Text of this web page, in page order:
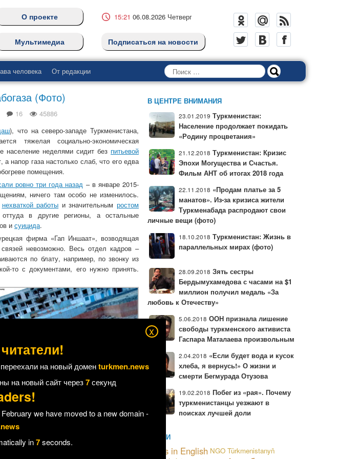
О проекте
Мультимедиа
15:21 06.08.2026 Четверг
Подписаться на новости
человека От редакции Поиск
(Фото)
16
45886
), что на северо-западе Туркменистана,
тяжелая социально-экономическая
население неделями сидит без питьевой
напор газа настолько слаб, что его едва
помещения.
ровно три года назад – в январе 2015-
ничего там особо не изменилось.
нехваткой работы и значительным ростом
в другие регионы, а остальные
и суицида.
фирма «Гап Иншаат», возводящая
невозможно. Весь отдел кадров –
по блату, например, по звонку из
то с документами, его нужно принять.
годом. Люди заранее записываются в
даты, а то и того позже. Водители
имеет
станции на территории завода
если ее мало, то цена взлетает и до 50
В ЦЕНТРЕ ВНИМАНИЯ
23.01.2019 Туркменистан:
Население продолжает покидать
«Родину процветания»
21.12.2018 Туркменистан: Кризис
Эпохи Могущества и Счастья.
Фильм АНТ об итогах 2018 года
22.11.2018 «Продам платье за 5
манатов». Из-за кризиса жители
Туркменабада распродают свои
личные вещи (фото)
18.10.2018 Туркменистан: Жизнь в
параллельных мирах (фото)
28.09.2018 Зять сестры
Бердымухамедова с часами на $1
миллион получил медаль «За
любовь к Отечеству»
5.06.2018 ООН признала лишение
свободы туркменского активиста
Гаспара Маталаева произвольным
2.04.2018 «Если будет вода и кусок
хлеба, я вернусь!» О жизни и
смерти Бегмурада Отузова
19.02.2018 Побег из «рая». Почему
туркменистанцы уезжают в
поисках лучшей доли
МЕТКИ
News in English NGO Türkmenistanyň
x
на новый доменturkmen.news
на новый сайт через7секунд
we have moved to a new domain -
in7seconds.